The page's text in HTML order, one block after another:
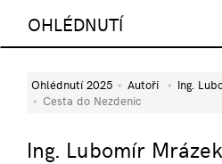
OHLÉDNUTÍ
Ohlédnutí 2025 Autoři
Ing.
Cesta do Nezdenic
Ing. Lubomír Mrázek